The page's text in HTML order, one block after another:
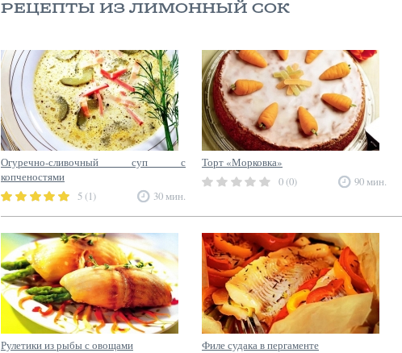
РЕЦЕПТЫ ИЗ ЛИМОННЫЙ СОК
Огуречно-сливочный суп с
копченостями
5 (1)
30 мин.
Торт «Морковка»
0 (0)
90 мин.
Рулетики из рыбы с овощами
Филе судака в пергаменте